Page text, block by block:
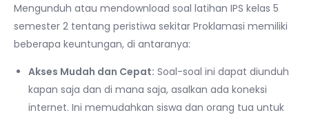
Mengunduh atau mendownload soal latihan IPS kelas 5
semester 2 tentang peristiwa sekitar Proklamasi memiliki
beberapa keuntungan, di antaranya:
Akses Mudah dan Cepat: Soal-soal ini dapat diunduh
kapan saja dan di mana saja, asalkan ada koneksi
internet. Ini memudahkan siswa dan orang tua untuk